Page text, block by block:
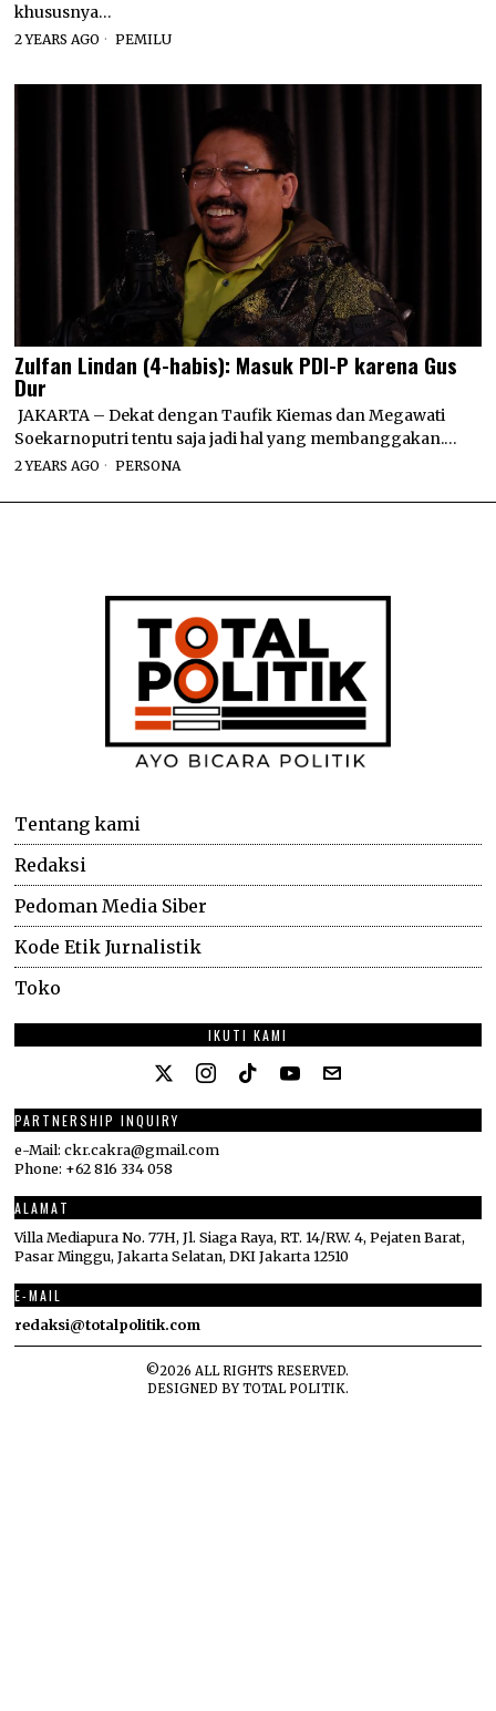
khususnya…
2 YEARS AGO PEMILU
Zulfan Lindan (4-habis): Masuk PDI-P karena Gus
Dur
JAKARTA – Dekat dengan Taufik Kiemas dan Megawati
Soekarnoputri tentu saja jadi hal yang membanggakan.…
2 YEARS AGO PERSONA
Tentang kami
Redaksi
Pedoman Media Siber
Kode Etik Jurnalistik
Toko
IKUTI KAMI
PARTNERSHIP INQUIRY
e-Mail: ckr.cakra@gmail.com
Phone: +62 816 334 058
ALAMAT
Villa Mediapura No. 77H, Jl. Siaga Raya, RT. 14/RW. 4, Pejaten Barat,
Pasar Minggu, Jakarta Selatan, DKI Jakarta 12510
E-MAIL
redaksi@totalpolitik.com
©2026 ALL RIGHTS RESERVED.
DESIGNED BYTOTAL POLITIK.